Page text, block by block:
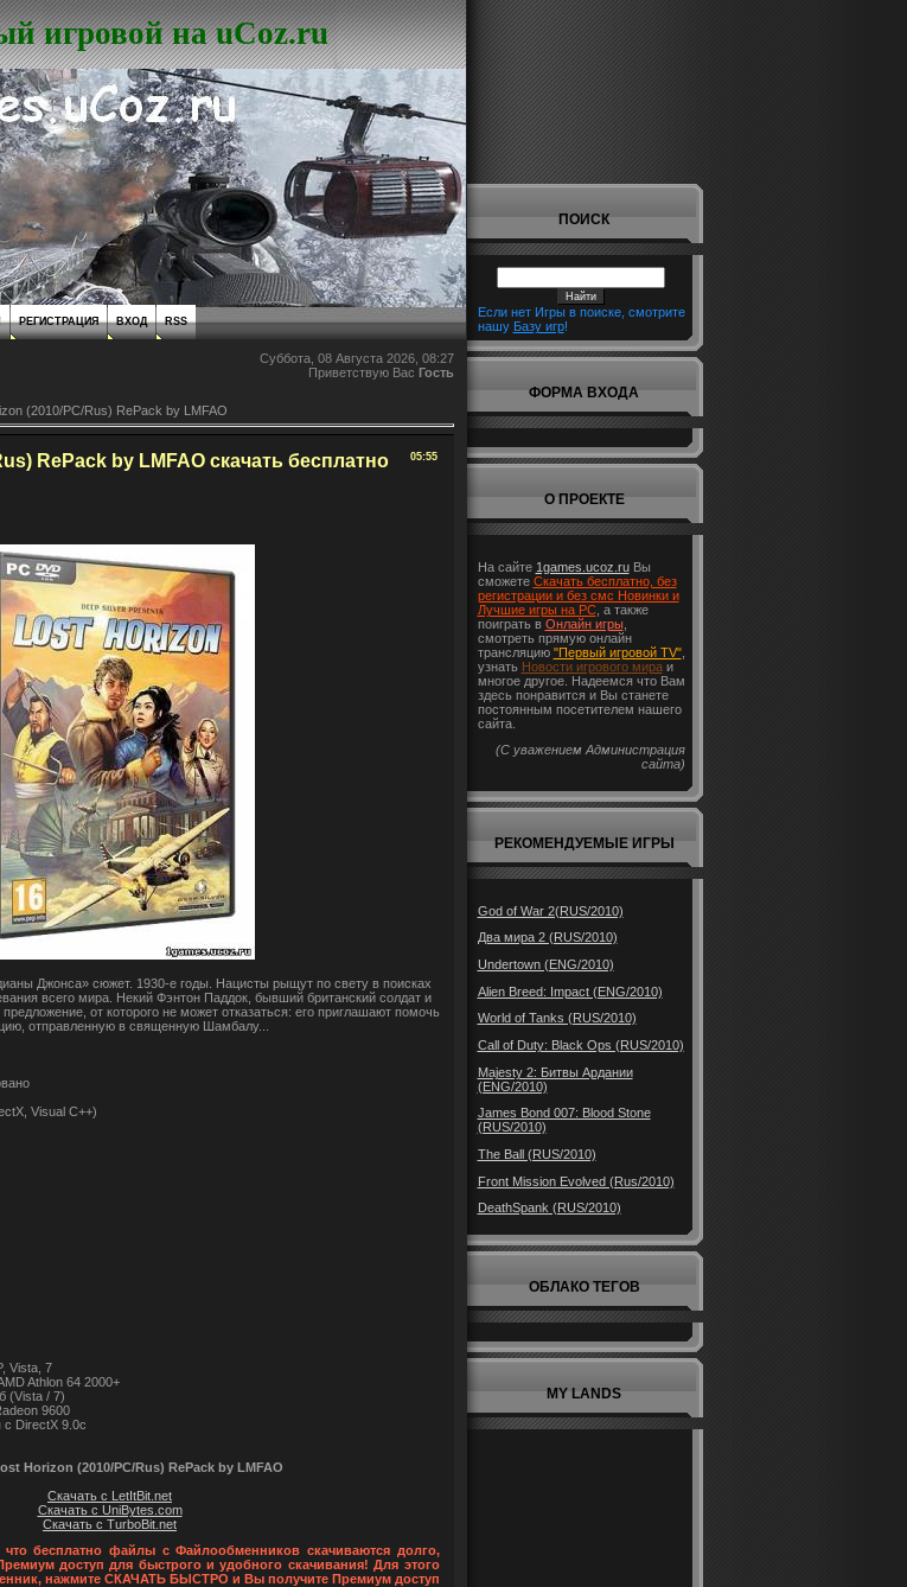
игровой на uCoz.ru
РЕГИСТРАЦИЯ ВХОД RSS
Суббота, 08 Августа 2026, 08:27
Приветствую Вас Гость
(2010/PC/Rus) RePack by LMFAO
05:55
RePack by LMFAO скачать бесплатно
Джонса» сюжет. 1930-е годы. Нацисты рыщут по свету в поисках
всего мира. Некий Фэнтон Паддок, бывший британский солдат и
от которого не может отказаться: его приглашают помочь
отправленную в священную Шамбалу...
Visual C++)
Vista, 7
Athlon 64 2000+
(Vista / 7)
9600
с DirectX 9.0c
Horizon (2010/PC/Rus) RePack by LMFAO
Скачать с LetItBit.net
Скачать с UniBytes.com
Скачать с TurboBit.net
что бесплатно файлы с Файлообменников скачиваются долго,
доступ для быстрого и удобного скачивания! Для этого
нажмите СКАЧАТЬ БЫСТРО и Вы получите Премиум доступ
ПОИСК
Если нет Игры в поиске, смотрите
нашу Базу игр!
ФОРМА ВХОДА
О ПРОЕКТЕ
На сайте 1games.ucoz.ruВы
сможете Скачать бесплатно, без
регистрации и без смс Новинки и
Лучшие игры на PC, а также
поиграть в Онлайн игры,
смотреть прямую онлайн
трансляцию "Первый игровой TV",
узнать Новости игрового мираи
многое другое. Надеемся что Вам
здесь понравится и Вы станете
постоянным посетителем нашего
сайта.
(С уважением Администрация
сайта)
РЕКОМЕНДУЕМЫЕ ИГРЫ
God of War 2(RUS/2010)
Два мира 2 (RUS/2010)
Undertown (ENG/2010)
Alien Breed: Impact (ENG/2010)
World of Tanks (RUS/2010)
Call of Duty: Black Ops (RUS/2010)
Majesty 2: Битвы Ардании
(ENG/2010)
James Bond 007: Blood Stone
(RUS/2010)
The Ball (RUS/2010)
Front Mission Evolved (Rus/2010)
DeathSpank (RUS/2010)
ОБЛАКО ТЕГОВ
MY LANDS